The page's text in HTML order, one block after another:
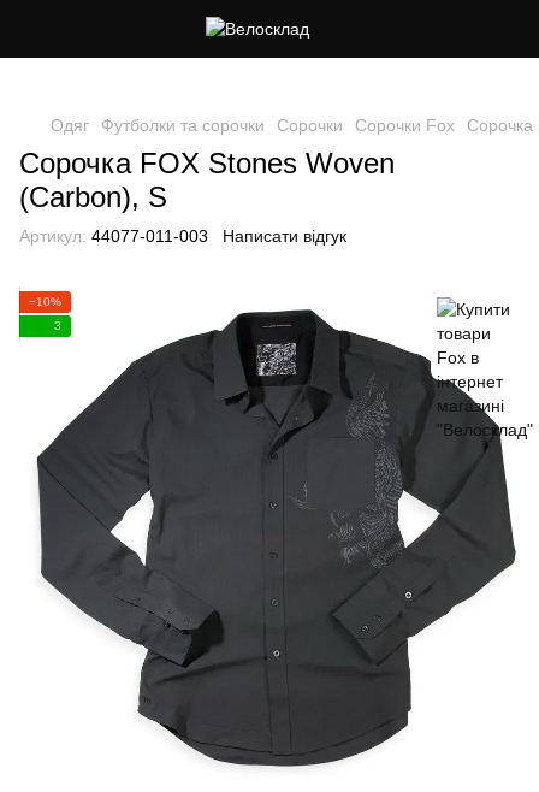
Одяг Футболки та сорочки Сорочки Сорочки Fox Сорочка
Сорочка FOX Stones Woven
(Carbon), S
Артикул: 44077-011-003 Написати відгук
−10%
3